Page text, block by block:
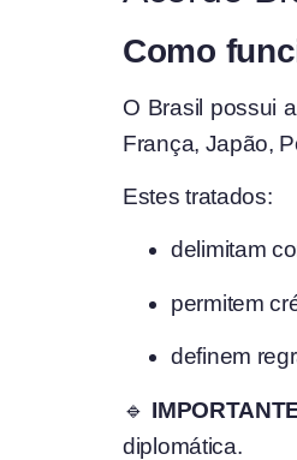
Como
O Brasil possui
França, Japão,
Estes tratados:
delimitam
permitem
definem
🔹
diplomática.